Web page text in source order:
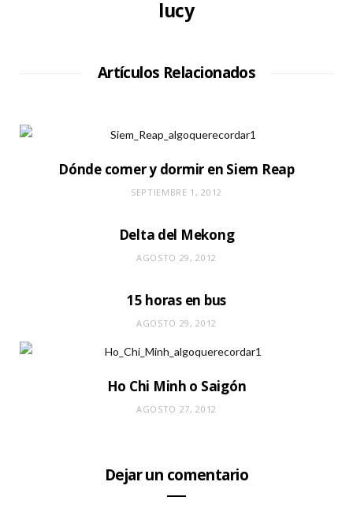
lucy
Artículos Relacionados
Dónde comer y dormir en Siem Reap
SEPTIEMBRE 1, 2012
Delta del Mekong
AGOSTO 29, 2012
15 horas en bus
AGOSTO 29, 2012
Ho Chi Minh o Saigón
AGOSTO 27, 2012
Dejar un comentario